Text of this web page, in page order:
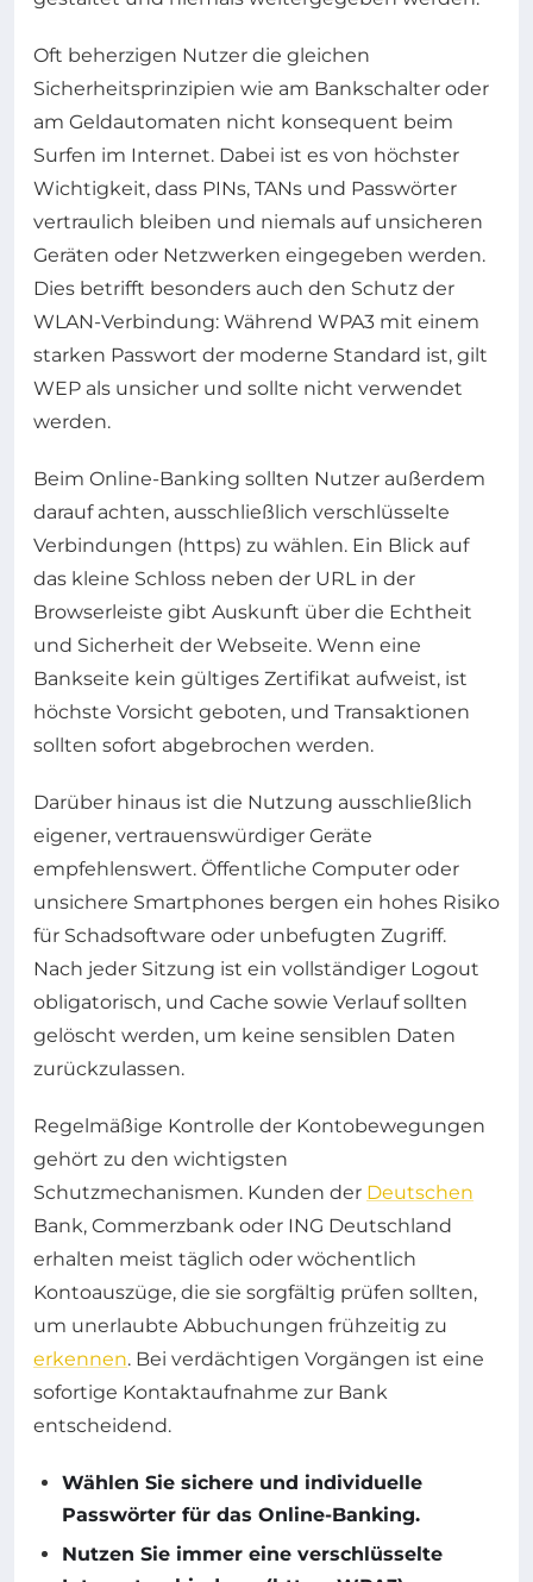
Oft beherzigen Nutzer die gleichen
Sicherheitsprinzipien wie am Bankschalter oder
am Geldautomaten nicht konsequent beim
Surfen im Internet. Dabei ist es von höchster
Wichtigkeit, dass PINs, TANs und Passwörter
vertraulich bleiben und niemals auf unsicheren
Geräten oder Netzwerken eingegeben werden.
Dies betrifft besonders auch den Schutz der
WLAN-Verbindung: Während WPA3 mit einem
starken Passwort der moderne Standard ist, gilt
WEP als unsicher und sollte nicht verwendet
werden.
Beim Online-Banking sollten Nutzer außerdem
darauf achten, ausschließlich verschlüsselte
Verbindungen (https) zu wählen. Ein Blick auf
das kleine Schloss neben der URL in der
Browserleiste gibt Auskunft über die Echtheit
und Sicherheit der Webseite. Wenn eine
Bankseite kein gültiges Zertifikat aufweist, ist
höchste Vorsicht geboten, und Transaktionen
sollten sofort abgebrochen werden.
Darüber hinaus ist die Nutzung ausschließlich
eigener, vertrauenswürdiger Geräte
empfehlenswert. Öffentliche Computer oder
unsichere Smartphones bergen ein hohes Risiko
für Schadsoftware oder unbefugten Zugriff.
Nach jeder Sitzung ist ein vollständiger Logout
obligatorisch, und Cache sowie Verlauf sollten
gelöscht werden, um keine sensiblen Daten
zurückzulassen.
Regelmäßige Kontrolle der Kontobewegungen
gehört zu den wichtigsten
Schutzmechanismen. Kunden der Deutschen
Bank, Commerzbank oder ING Deutschland
erhalten meist täglich oder wöchentlich
Kontoauszüge, die sie sorgfältig prüfen sollten,
um unerlaubte Abbuchungen frühzeitig zu
erkennen. Bei verdächtigen Vorgängen ist eine
sofortige Kontaktaufnahme zur Bank
entscheidend.
Wählen Sie sichere und individuelle
Passwörter für das Online-Banking.
Nutzen Sie immer eine verschlüsselte